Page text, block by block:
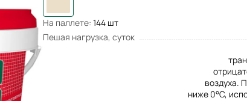
Бренды
На паллете: 144 шт
Пешая нагрузка, суток
воздуха.
ниже 0°С,